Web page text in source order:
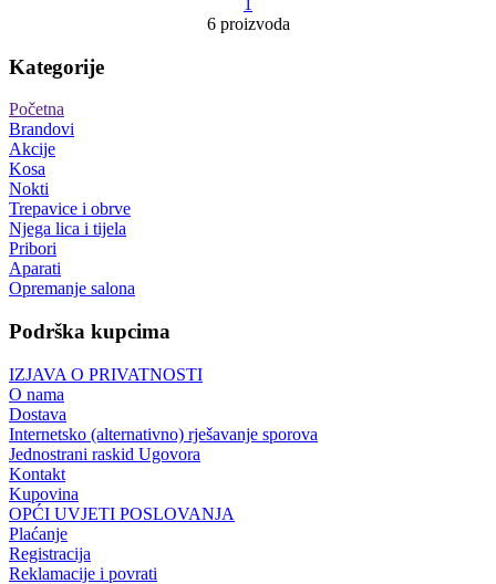
1
6 proizvoda
Kategorije
Početna
Brandovi
Akcije
Kosa
Nokti
Trepavice i obrve
Njega lica i tijela
Pribori
Aparati
Opremanje salona
Podrška kupcima
IZJAVA O PRIVATNOSTI
O nama
Dostava
Internetsko (alternativno) rješavanje sporova
Jednostrani raskid Ugovora
Kontakt
Kupovina
OPĆI UVJETI POSLOVANJA
Plaćanje
Registracija
Reklamacije i povrati